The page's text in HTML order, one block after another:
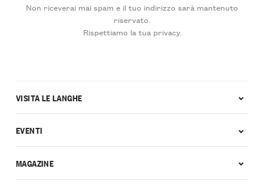
Non riceverai mai spam e il tuo indirizzo sarà mantenuto
riservato.
Rispettiamo la tua privacy.
VISITA LE LANGHE
EVENTI
MAGAZINE